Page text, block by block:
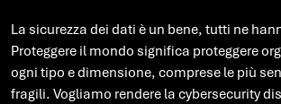
La sicurezza dei dati è un bene, tutti ne
Proteggere il mondo significa proteggere
ogni tipo e dimensione, comprese le più
fragili. Vogliamo rendere la cybersecurity